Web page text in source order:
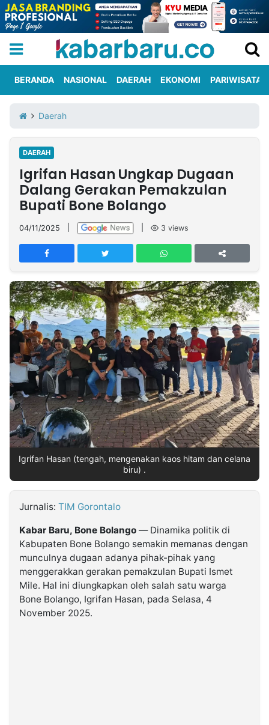
Iklan
Berita
Kami
Nasional
International
Olahraga
Entertainment
Daerah
Pariwisata
Kuliner
Kolom
Network
PT
TREETAN
INDONESIA
Partner
Insight
NTB
Suara
Time
Lens
IDN
Daily
Jogja
Jalan
Rakyat
Idealita
News
Kita
Notice
Dinamikapost.com
Radar
Baru
Seedbacklink
Follow
Kabarbaru
Kabarbaru.co
2026
BERANDA NASIONAL DAERAH EKONOMI PARIWISATA
Daerah
DAERAH
Igrifan Hasan Ungkap Dugaan
Dalang Gerakan Pemakzulan
Bupati Bone Bolango
04/11/2025 3 views
Igrifan Hasan (tengah, mengenakan kaos hitam dan celana
biru) .
Jurnalis: TIM Gorontalo
Kabar Baru, Bone Bolango — Dinamika politik di
Kabupaten Bone Bolango semakin memanas dengan
munculnya dugaan adanya pihak-pihak yang
menggerakkan gerakan pemakzulan Bupati Ismet
Mile. Hal ini diungkapkan oleh salah satu warga
Bone Bolango, Igrifan Hasan, pada Selasa, 4
November 2025.